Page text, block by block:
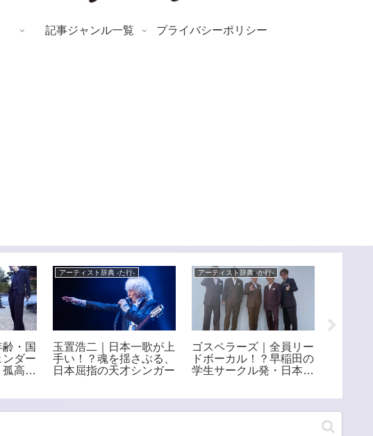
記事ジャンル一覧 プライバシーポリシー
・国
ダー
高の
アーティスト辞典 -た行-
玉置浩二｜日本一歌が上
手い！？魂を揺さぶる、
日本屈指の天才シンガー
アーティスト辞典 -か行-
ゴスペラーズ｜全員リー
ドボーカル！？早稲田の
学生サークル発・日本を